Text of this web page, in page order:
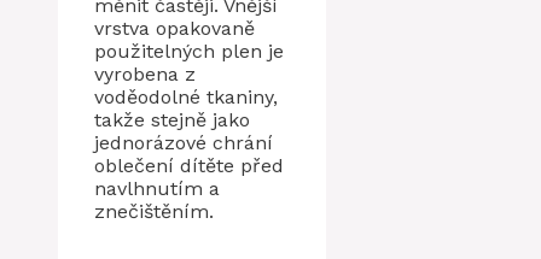
měnit častěji. Vnější
vrstva opakovaně
použitelných plen je
vyrobena z
voděodolné tkaniny,
takže stejně jako
jednorázové chrání
oblečení dítěte před
navlhnutím a
znečištěním.